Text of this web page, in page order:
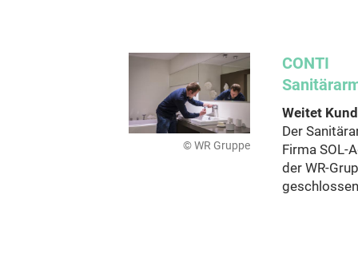
© WR Gruppe
CONTI
Weitet
Der
Firma SOL-
der WR-